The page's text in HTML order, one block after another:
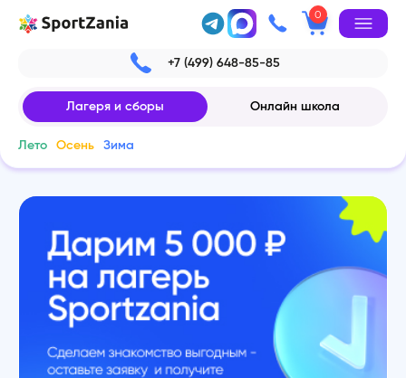
0
+7 (499) 648-85-85
Лагеря и сборы Онлайн школа
Лето Осень Зима